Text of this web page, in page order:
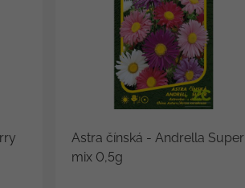
Astra čínská - Andrella Super
mix 0,5g